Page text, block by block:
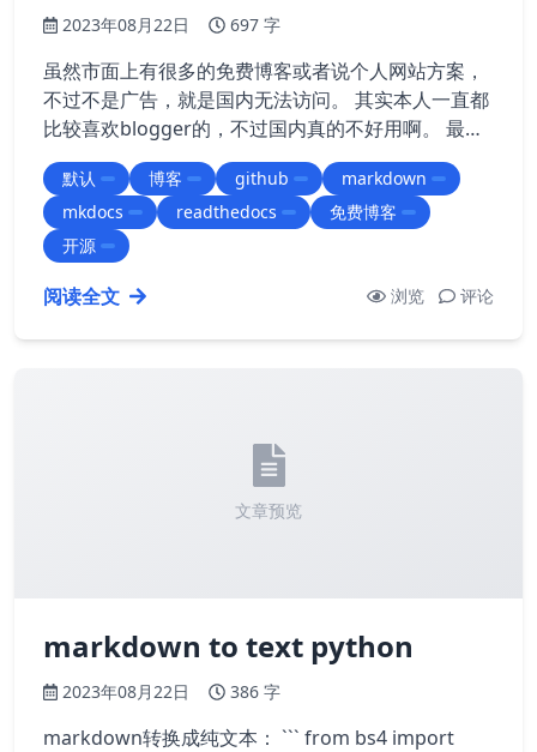
2023年08月22日 697 字
虽然市面上有很多的免费博客或者说个人网站方案，
不过不是广告，就是国内无法访问。 其实本人一直都
比较喜欢blogger的，不过国内真的不好用啊。 最近
几年好多程序员已经开始将github pages当作博客用
了，github pages真的是很好的福利没错，不过有点
我不习惯的是每次都要自己构建链接才行，不然的话
就需要用jekyll主题定义后可以，…
默认 博客 github
markdown
mkdocs
readthedocs
免费博客
开源
阅读全文 浏览 评论
文章预览
markdown to text python
2023年08月22日 386 字
markdown转换成纯文本： ``` from bs4 import